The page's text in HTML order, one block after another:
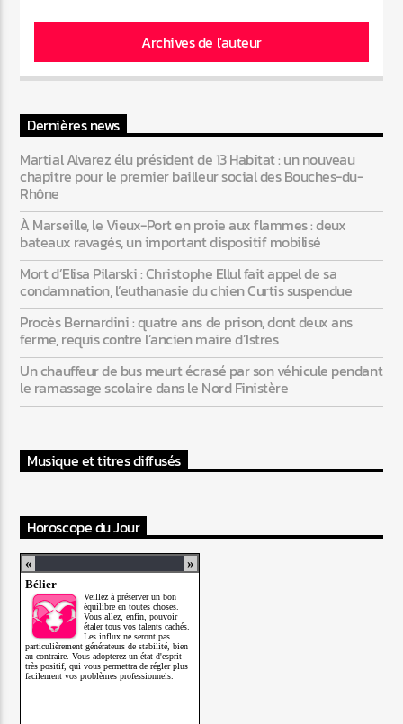
Archives de l'auteur
Dernières news
Martial Alvarez élu président de 13 Habitat : un nouveau
chapitre pour le premier bailleur social des Bouches-du-
Rhône
À Marseille, le Vieux-Port en proie aux flammes : deux
bateaux ravagés, un important dispositif mobilisé
Mort d’Elisa Pilarski : Christophe Ellul fait appel de sa
condamnation, l’euthanasie du chien Curtis suspendue
Procès Bernardini : quatre ans de prison, dont deux ans
ferme, requis contre l’ancien maire d’Istres
Un chauffeur de bus meurt écrasé par son véhicule pendant
le ramassage scolaire dans le Nord Finistère
Musique et titres diffusés
Horoscope du Jour